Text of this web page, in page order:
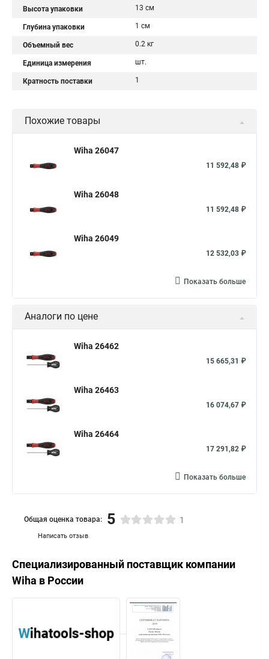
Высота упаковки 13 см
Глубина упаковки 1 см
Объемный вес 0.2 кг
Единица измерения шт.
Кратность поставки 1
Похожие товары
Wiha 26047
11 592,48 ₽
Wiha 26048
11 592,48 ₽
Wiha 26049
12 532,03 ₽
Показать больше
Аналоги по цене
Wiha 26462
15 665,31 ₽
Wiha 26463
16 074,67 ₽
Wiha 26464
17 291,82 ₽
Показать больше
Написать отзыв
Общая оценка товара: 5 1
Специализированный поставщик компании
Wiha в России